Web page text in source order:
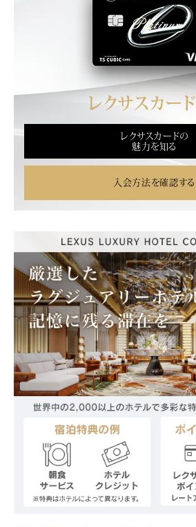
レクサスカード
レクサスカードの
魅力を知る
入会方法を確認する